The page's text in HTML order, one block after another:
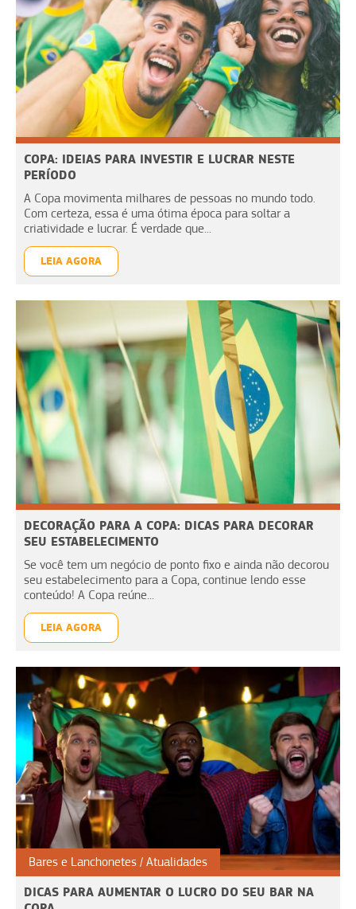
COPA: IDEIAS PARA INVESTIR E LUCRAR NESTE
PERÍODO
A Copa movimenta milhares de pessoas no mundo todo.
Com certeza, essa é uma ótima época para soltar a
criatividade e lucrar. É verdade que...
LEIA AGORA
DECORAÇÃO PARA A COPA: DICAS PARA DECORAR
SEU ESTABELECIMENTO
Se você tem um negócio de ponto fixo e ainda não decorou
seu estabelecimento para a Copa, continue lendo esse
conteúdo! A Copa reúne...
LEIA AGORA
Bares e Lanchonetes Atualidades
DICAS PARA AUMENTAR O LUCRO DO SEU BAR NA